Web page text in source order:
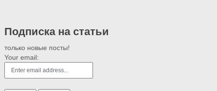
Подписка на статьи
только новые посты!
Your email: